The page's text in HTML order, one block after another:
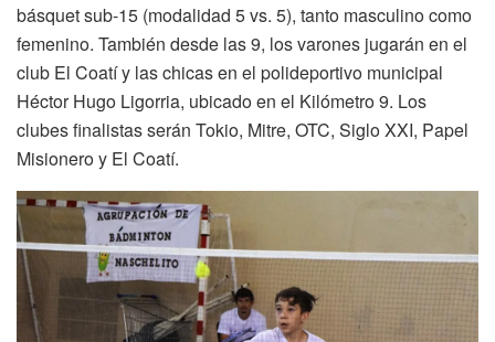
básquet sub-15 (modalidad 5 vs. 5), tanto masculino como
femenino. También desde las 9, los varones jugarán en el
club El Coatí y las chicas en el polideportivo municipal
Héctor Hugo Ligorria, ubicado en el Kilómetro 9. Los
clubes finalistas serán Tokio, Mitre, OTC, Siglo XXI, Papel
Misionero y El Coatí.